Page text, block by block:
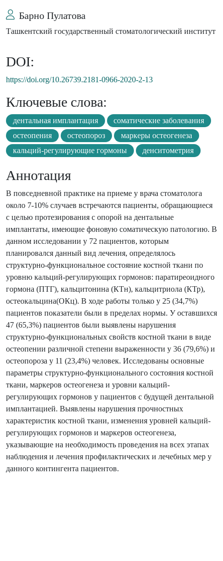
Барно Пулатова
Ташкентский государственный стоматологический институт
DOI:
https://doi.org/10.26739.2181-0966-2020-2-13
Ключевые слова:
дентальная имплантация
соматические заболевания
остеопения
остеопороз
маркеры остеогенеза
кальций-регулирующие гормоны
денситометрия
Аннотация
В повседневной практике на приеме у врача стоматолога
около 7-10% случаев встречаются пациенты, обращающиеся
с целью протезирования с опорой на дентальные
имплантаты, имеющие фоновую соматическую патологию. В
данном исследовании у 72 пациентов, которым
планировался данный вид лечения, определялось
структурно-функциональное состояние костной ткани по
уровню кальций-регулирующих гормонов: паратиреоидного
гормона (ПТГ), кальцитонина (КТн), кальцитриола (КТр),
остеокальцина(ОКц). В ходе работы только у 25 (34,7%)
пациентов показатели были в пределах нормы. У оставшихся
47 (65,3%) пациентов были выявлены нарушения
структурно-функциональных свойств костной ткани в виде
остеопении различной степени выраженности у 36 (79,6%) и
остеопороза у 11 (23,4%) человек. Исследованы основные
параметры структурно-функционального состояния костной
ткани, маркеров остеогенеза и уровни кальций-
регулирующих гормонов у пациентов с будущей дентальной
имплантацией. Выявлены нарушения прочностных
характеристик костной ткани, изменения уровней кальций-
регулирующих гормонов и маркеров остеогенеза,
указывающие на необходимость проведения на всех этапах
наблюдения и лечения профилактических и лечебных мер у
данного контингента пациентов.